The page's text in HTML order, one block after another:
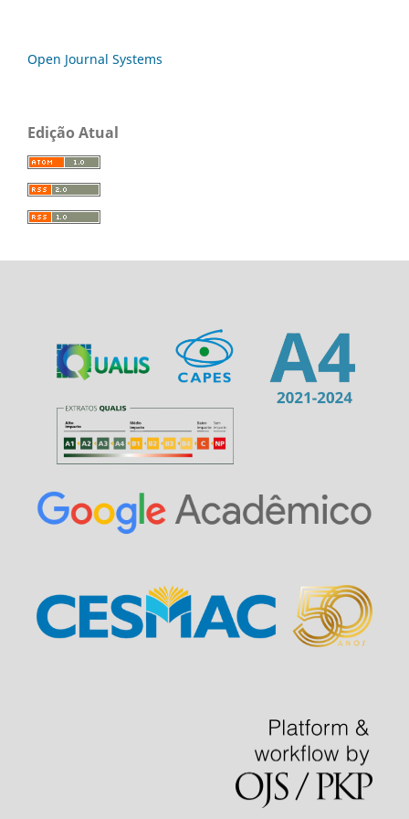
Open Journal Systems
Edição Atual